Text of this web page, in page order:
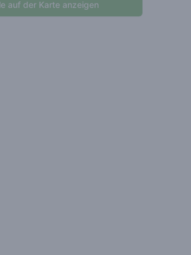
auf der Karte anzeigen